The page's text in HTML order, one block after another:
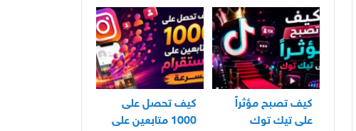
استخدامًا في العراق
مستخدمي الأندرويد
كيف تصبح مؤثراً
على تيك توك
كيف تحصل على
1000 متابعين على